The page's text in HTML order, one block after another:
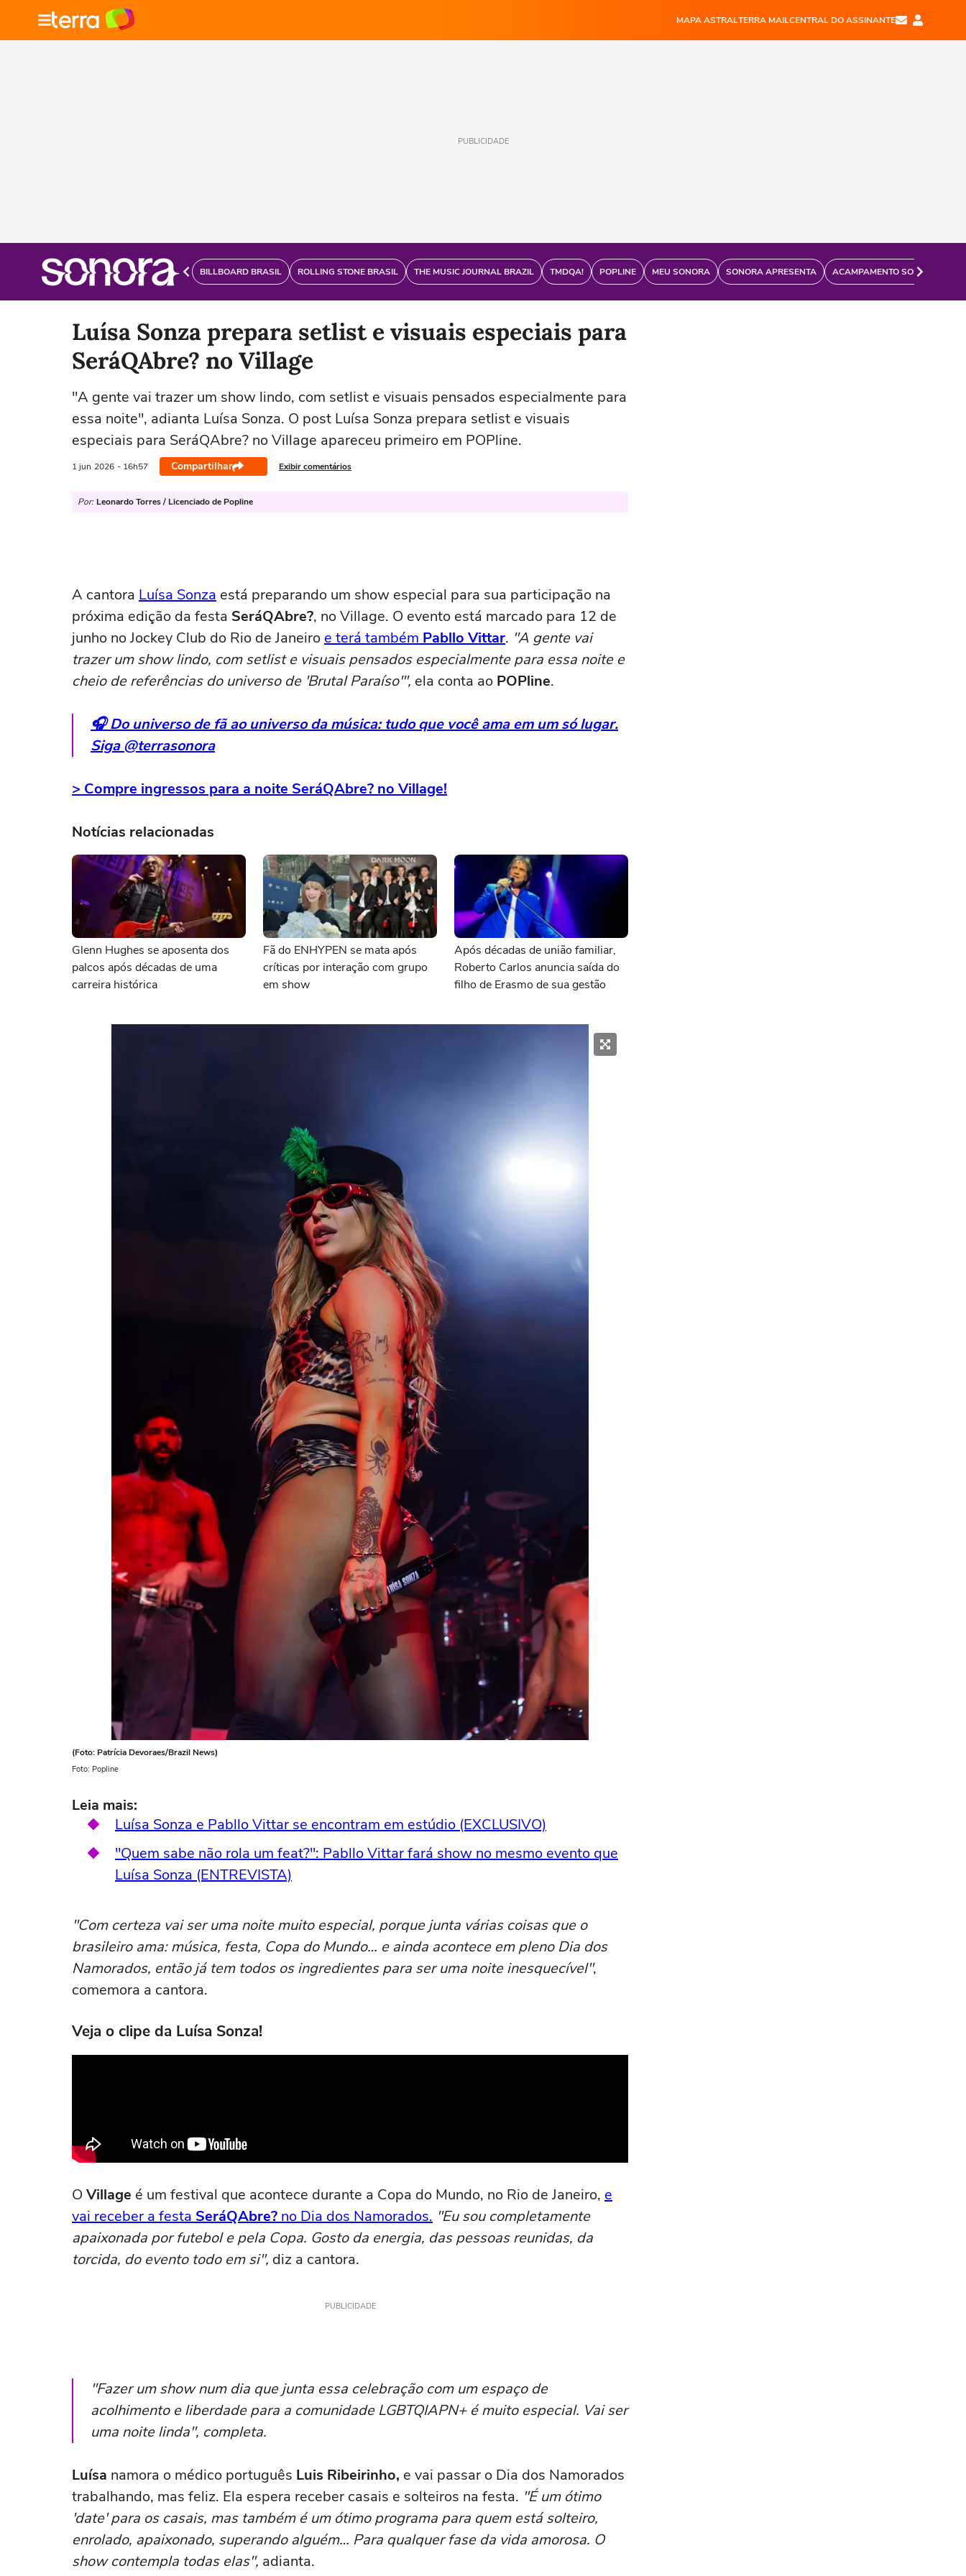
MAPA ASTRALTERRA MAILCENTRAL DO ASSINANTE
PUBLICIDADE
BILLBOARD BRASIL ROLLING STONE BRASIL THE MUSIC JOURNAL BRAZIL TMDQA! POPLINE MEU SONORA SONORA APRESENTA ACAMPAMENTO SONORA
Luísa Sonza prepara setlist e visuais especiais para
SeráQAbre? no Village
"A gente vai trazer um show lindo, com setlist e visuais pensados especialmente para
essa noite", adianta Luísa Sonza. O post Luísa Sonza prepara setlist e visuais
especiais para SeráQAbre? no Village apareceu primeiro em POPline.
1 jun 2026 - 16h57 Compartilhar Exibir comentários
Por: Leonardo Torres / Licenciado de Popline
A cantora Luísa Sonza está preparando um show especial para sua participação na
próxima edição da festa SeráQAbre?, no Village. O evento está marcado para 12 de
junho no Jockey Club do Rio de Janeiro e terá também Pabllo Vittar. "A gente vai
trazer um show lindo, com setlist e visuais pensados especialmente para essa noite e
cheio de referências do universo de 'Brutal Paraíso'", ela conta ao POPline.
🎧 Do universo de fã ao universo da música: tudo que você ama em um só lugar.
Siga @terrasonora
> Compre ingressos para a noite SeráQAbre? no Village!
Notícias relacionadas
Glenn Hughes se aposenta dos
palcos após décadas de uma
carreira histórica
Fã do ENHYPEN se mata após
críticas por interação com grupo
em show
Após décadas de união familiar,
Roberto Carlos anuncia saída do
filho de Erasmo de sua gestão
(Foto: Patrícia Devoraes/Brazil News)
Foto: Popline
Leia mais:
Luísa Sonza e Pabllo Vittar se encontram em estúdio (EXCLUSIVO)
"Quem sabe não rola um feat?": Pabllo Vittar fará show no mesmo evento que
Luísa Sonza (ENTREVISTA)
"Com certeza vai ser uma noite muito especial, porque junta várias coisas que o
brasileiro ama: música, festa, Copa do Mundo… e ainda acontece em pleno Dia dos
Namorados, então já tem todos os ingredientes para ser uma noite inesquecível",
comemora a cantora.
Veja o clipe da Luísa Sonza!
O Village é um festival que acontece durante a Copa do Mundo, no Rio de Janeiro, e
vai receber a festa SeráQAbre? no Dia dos Namorados. "Eu sou completamente
apaixonada por futebol e pela Copa. Gosto da energia, das pessoas reunidas, da
torcida, do evento todo em si", diz a cantora.
PUBLICIDADE
"Fazer um show num dia que junta essa celebração com um espaço de
acolhimento e liberdade para a comunidade LGBTQIAPN+ é muito especial. Vai ser
uma noite linda", completa.
Luísa namora o médico português Luis Ribeirinho, e vai passar o Dia dos Namorados
trabalhando, mas feliz. Ela espera receber casais e solteiros na festa. "É um ótimo
'date' para os casais, mas também é um ótimo programa para quem está solteiro,
enrolado, apaixonado, superando alguém… Para qualquer fase da vida amorosa. O
show contempla todas elas", adianta.